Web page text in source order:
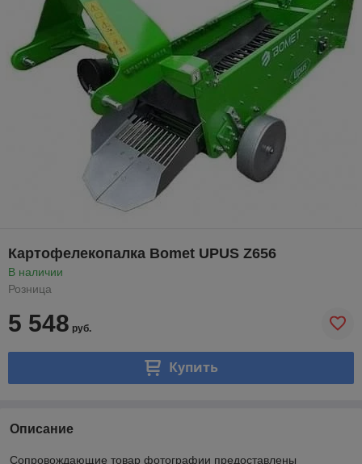
Картофелекопалка Bomet UPUS Z656
В наличии
Розница
5 548 руб.
Купить
Описание
Сопровождающие товар фотографии предоставлены